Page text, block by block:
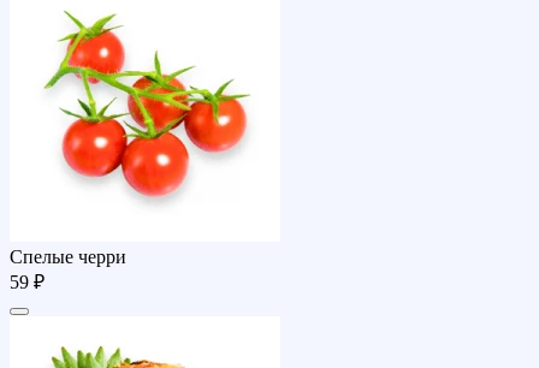
Спелые черри
59 ₽